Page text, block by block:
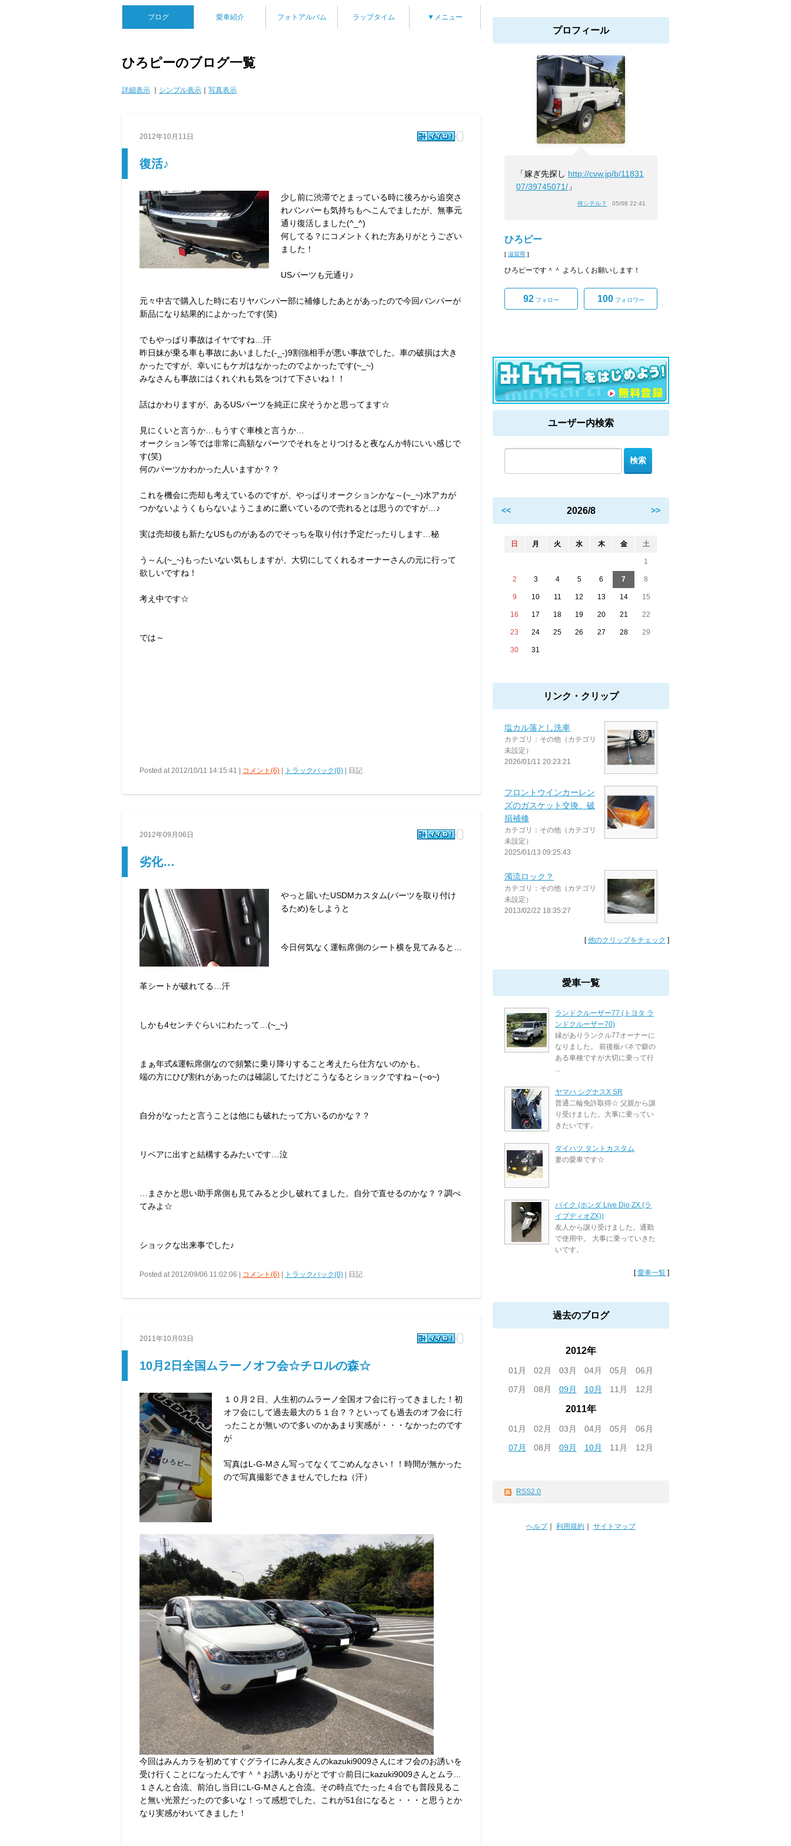
ブログ 愛車紹介 フォトアルバム ラップタイム ▼メニュー
ひろピーのブログ一覧
詳細表示 シンプル表示 写真表示
2012年10月11日
復活♪
少し前に渋滞でとまっている時に後ろから追突さ
れバンパーも気持ちもへこんでましたが、無事元
通り復活しました(^_^)
何してる？にコメントくれた方ありがとうござい
ました！
USパーツも元通り♪
元々中古で購入した時に右リヤバンパー部に補修したあとがあったので今回バンパーが
新品になり結果的によかったです(笑)
でもやっぱり事故はイヤですね…汗
昨日妹が乗る車も事故にあいました(-_-)9割強相手が悪い事故でした。車の破損は大き
かったですが、幸いにもケガはなかったのでよかったです(~_~)
みなさんも事故にはくれぐれも気をつけて下さいね！！
話はかわりますが、あるUSパーツを純正に戻そうかと思ってます☆
見にくいと言うか…もうすぐ車検と言うか…
オークション等では非常に高額なパーツでそれをとりつけると夜なんか特にいい感じで
す(笑)
何のパーツかわかった人いますか？？
これを機会に売却も考えているのですが、やっぱりオークションかな～(~_~)水アカが
つかないようくもらないようこまめに磨いているので売れるとは思うのですが…♪
実は売却後も新たなUSものがあるのでそっちを取り付け予定だったりします…秘
う～ん(~_~)もったいない気もしますが、大切にしてくれるオーナーさんの元に行って
欲しいですね！
考え中です☆
では～
Posted at 2012/10/11 14:15:41 | コメント(6) トラックバック(0) | 日記
2012年09月06日
劣化…
やっと届いたUSDMカスタム(パーツを取り付け
るため)をしようと
今日何気なく運転席側のシート横を見てみると…
革シートが破れてる…汗
しかも4センチぐらいにわたって…(~_~)
まぁ年式&運転席側なので頻繁に乗り降りすること考えたら仕方ないのかも。
端の方にひび割れがあったのは確認してたけどこうなるとショックですね～(~o~)
自分がなったと言うことは他にも破れたって方いるのかな？？
リペアに出すと結構するみたいです…泣
…まさかと思い助手席側も見てみると少し破れてました。自分で直せるのかな？？調べ
てみよ☆
ショックな出来事でした♪
Posted at 2012/09/06 11:02:06 | コメント(6) トラックバック(0) | 日記
2011年10月03日
10月2日全国ムラーノオフ会☆チロルの森☆
１０月２日、人生初のムラーノ全国オフ会に行ってきました！初
オフ会にして過去最大の５１台？？といっても過去のオフ会に行
ったことが無いので多いのかあまり実感が・・・なかったのです
が
写真はL-G-Mさん写ってなくてごめんなさい！！時間が無かった
ので写真撮影できませんでしたね（汗）
今回はみんカラを初めてすぐグライにみん友さんのkazuki9009さんにオフ会のお誘いを
受け行くことになったんです＾＾お誘いありがとです☆前日にkazuki9009さんとムラ...
１さんと合流、前泊し当日にL-G-Mさんと合流。その時点でたった４台でも普段見るこ
と無い光景だったので多いな！って感想でした。これが51台になると・・・と思うとか
なり実感がわいてきました！
プロフィール
「嫁ぎ先探し http://cvw.jp/b/11831
07/39745071/ 」
何シテル？ 05/08 22:41
ひろピー
[ 滋賀県 ]
ひろピーです＾＾ よろしくお願いします！
92 フォロー 100フォロワー
ユーザー内検索
<< 2026/8 >>
日 月 火 水 木 金 土
1
2 3 4 5 6 7 8
9 10 11 12 13 14 15
16 17 18 19 20 21 22
23 24 25 26 27 28 29
30 31
リンク・クリップ
塩カル落とし洗車
カテゴリ：その他（カテゴリ
未設定）
2026/01/11 20:23:21
フロントウインカーレン
ズのガスケット交換、破
損補修
カテゴリ：その他（カテゴリ
未設定）
2025/01/13 09:25:43
濁流ロック？
カテゴリ：その他（カテゴリ
未設定）
2013/02/22 18:35:27
[他のクリップをチェック ]
愛車一覧
ランドクルーザー77 (トヨタ ラ
ンドクルーザー70)
縁がありランクル77オーナーに
なりました。 前後板バネで癖の
ある車種ですが大切に乗って行
...
ヤマハ シグナスX SR
普通二輪免許取得☆ 父親から譲
り受けました。大事に乗ってい
きたいです。
ダイハツ タントカスタム
妻の愛車です☆
バイク (ホンダ Live Dio ZX (ラ
イブディオZX))
友人から譲り受けました。通勤
で使用中。 大事に乗っていきた
いです。
[愛車一覧 ]
過去のブログ
2012年
01月 02月 03月 04月 05月
06月
07月
08月 09月 10月 11月 12月
2011年
01月 02月 03月 04月 05月
06月
07月
08月 09月 10月 11月 12月
RSS2.0
ヘルプ｜ 利用規約 サイトマップ